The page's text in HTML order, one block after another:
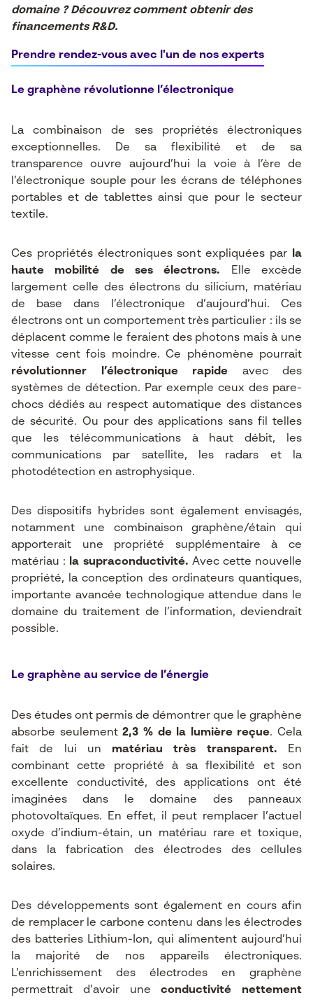
domaine ? Découvrez comment obtenir des
financements R&D.
Prendre rendez-vous avec l'un de nos experts
Le graphène révolutionne l’électronique
La combinaison de ses propriétés électroniques
exceptionnelles. De sa flexibilité et de sa
transparence ouvre aujourd’hui la voie à l’ère de
l’électronique souple pour les écrans de téléphones
portables et de tablettes ainsi que pour le secteur
textile.
Ces propriétés électroniques sont expliquées par
la
haute mobilité de ses électrons. Elle excède
largement celle des électrons du silicium, matériau
de base dans l’électronique d’aujourd’hui. Ces
électrons ont un comportement très particulier : ils se
déplacent comme le feraient des photons mais à une
vitesse cent fois moindre. Ce phénomène pourrait
révolutionner l’électronique rapide avec des
systèmes de détection. Par exemple ceux des pare-
chocs dédiés au respect automatique des distances
de sécurité. Ou pour des applications sans fil telles
que les télécommunications à haut débit, les
communications par satellite, les radars et la
photodétection en astrophysique.
Des dispositifs hybrides sont également envisagés,
notamment une combinaison graphène/étain qui
apporterait une propriété supplémentaire à ce
matériau : la supraconductivité. Avec cette nouvelle
propriété, la conception des ordinateurs quantiques,
importante avancée technologique attendue dans le
domaine du traitement de l’information, deviendrait
possible.
Le graphène au service de l’énergie
Des études ont permis de démontrer que le graphène
absorbe seulement2,3 % de la lumière reçue. Cela
fait de lui un matériau très transparent. En
combinant cette propriété à sa flexibilité et son
excellente conductivité, des applications ont été
imaginées dans le domaine des panneaux
photovoltaïques. En effet, il peut remplacer l’actuel
oxyde d’indium-étain, un matériau rare et toxique,
dans la fabrication des électrodes des cellules
solaires.
Des développements sont également en cours afin
de remplacer le carbone contenu dans les électrodes
des batteries Lithium-Ion, qui alimentent aujourd’hui
la majorité de nos appareils électroniques.
L’enrichissement des électrodes en graphène
permettrait d’avoir uneconductivité nettement